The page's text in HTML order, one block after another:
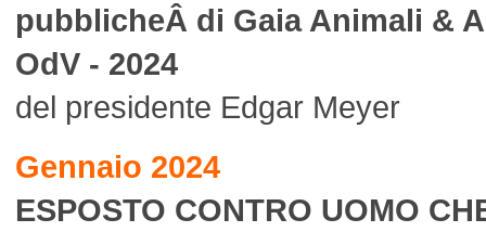
pubblicheÂ di Gaia Animali &
OdV - 2024
del presidente Edgar Meyer
Gennaio 2024
ESPOSTO CONTRO UOMO